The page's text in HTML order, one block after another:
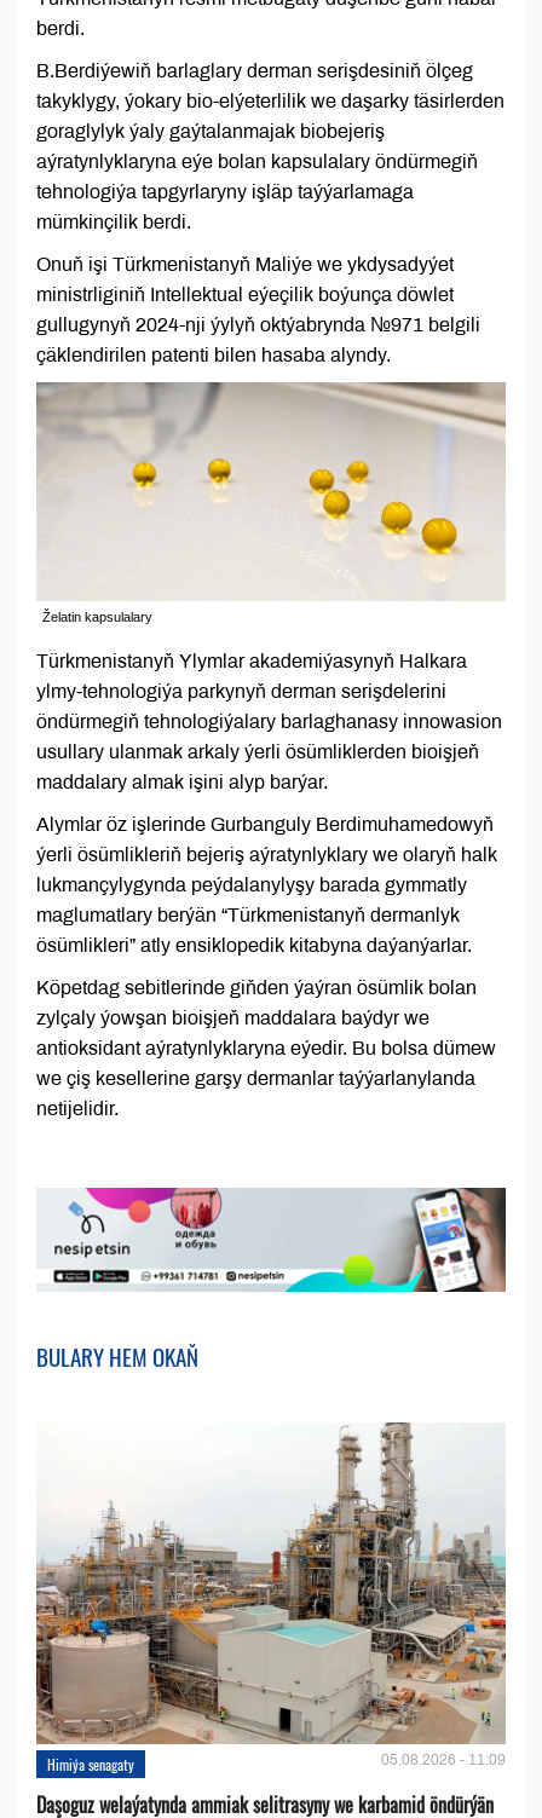
berdi.
B.Berdiýewiň barlaglary derman serişdesiniň ölçeg
takyklygy, ýokary bio-elýeterlilik we daşarky täsirlerden
goraglylyk ýaly gaýtalanmajak biobejeriş
aýratynlyklaryna eýe bolan kapsulalary öndürmegiň
tehnologiýa tapgyrlaryny işläp taýýarlamaga
mümkinçilik berdi.
Onuň işi Türkmenistanyň Maliýe we ykdysadyýet
ministrliginiň Intellektual eýeçilik boýunça döwlet
gullugynyň 2024-nji ýylyň oktýabrynda №971 belgili
çäklendirilen patenti bilen hasaba alyndy.
Želatin kapsulalary
Türkmenistanyň Ylymlar akademiýasynyň Halkara
ylmy-tehnologiýa parkynyň derman serişdelerini
öndürmegiň tehnologiýalary barlaghanasy innowasion
usullary ulanmak arkaly ýerli ösümliklerden bioişjeň
maddalary almak işini alyp barýar.
Alymlar öz işlerinde Gurbanguly Berdimuhamedowyň
ýerli ösümlikleriň bejeriş aýratynlyklary we olaryň halk
lukmançylygynda peýdalanylyşy barada gymmatly
maglumatlary berýän “Türkmenistanyň dermanlyk
ösümlikleri” atly ensiklopedik kitabyna daýanýarlar.
Köpetdag sebitlerinde giňden ýaýran ösümlik bolan
zylçaly ýowşan bioişjeň maddalara baýdyr we
antioksidant aýratynlyklaryna eýedir. Bu bolsa dümew
we çiş kesellerine garşy dermanlar taýýarlanylanda
netijelidir.
BULARY HEM OKAŇ
Himiýa senagaty 05.08.2026 - 11:09
Daşoguz welaýatynda ammiak selitrasyny we karbamid öndürýän